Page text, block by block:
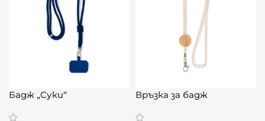
Бадж „Суки“
Връзка за бадж